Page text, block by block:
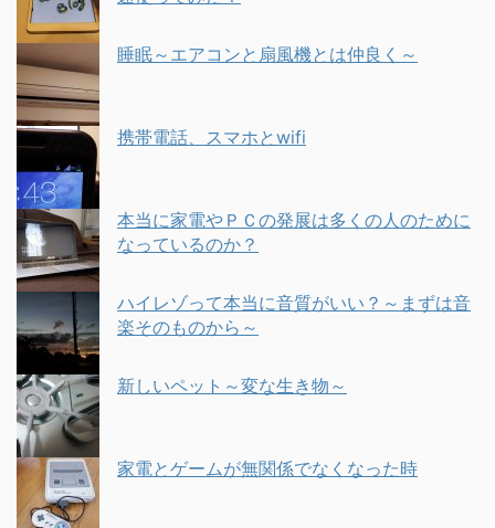
睡眠～エアコンと扇風機とは仲良く～
携帯電話、スマホとwifi
本当に家電やＰＣの発展は多くの人のために
なっているのか？
ハイレゾって本当に音質がいい？～まずは音
楽そのものから～
新しいペット～変な生き物～
家電とゲームが無関係でなくなった時